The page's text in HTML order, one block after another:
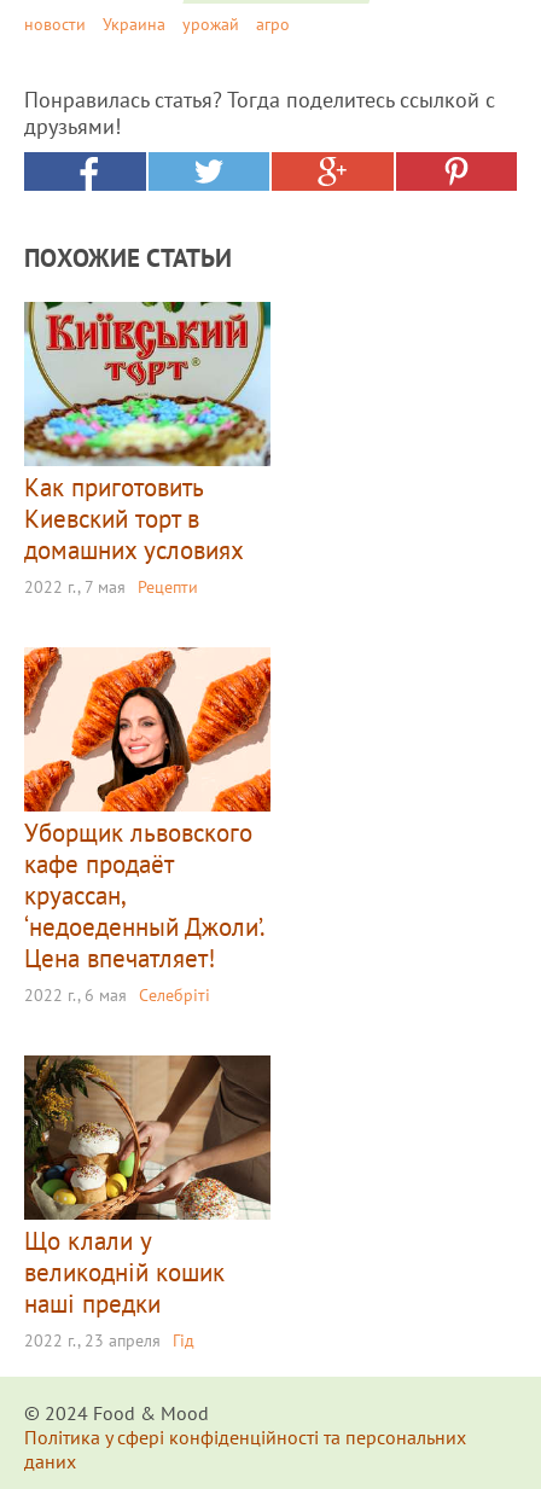
новости
Украина урожай агро
Понравилась статья? Тогда поделитесь ссылкой с
друзьями!
ПОХОЖИЕ СТАТЬИ
Как приготовить
Киевский торт в
домашних условиях
2022 г., 7 мая Рецепти
Уборщик львовского
кафе продаёт
круассан,
‘недоеденный Джоли’.
Цена впечатляет!
2022 г., 6 мая Селебріті
Що клали у
великодній кошик
наші предки
2022 г., 23 апреля Гід
© 2024 Food & Мood
Політика у сфері конфіденційності та персональних
даних